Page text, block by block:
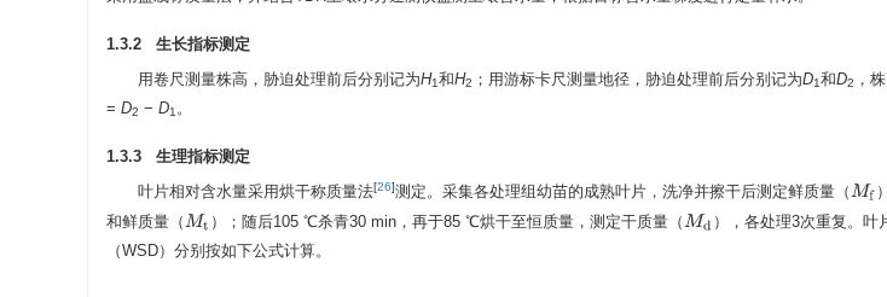
1.3.2 生长指标测定
用卷尺测量株高，胁迫处理前后分别记为H1和H2 ；用游标卡尺测量地径，胁迫处理前后分别记为D1和D2 ，
= D2 − D1。
1.3.3 生理指标测定
叶片相对含水量采用烘干称质量法[26]测定。采集各处理组幼苗的成熟叶片，洗净并擦干后测定鲜质量（Mf
和鲜质量（Mt ）；随后105 ℃杀青30 min，再于85 ℃烘干至恒质量，测定干质量（Md ），各处理3次重复。叶
（WSD）分别按如下公式计算。